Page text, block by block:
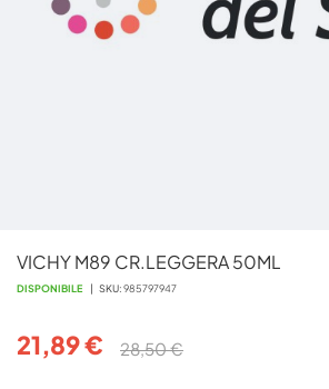
VICHY M89 CR.LEGGERA 50ML
DISPONIBILE SKU 985797947
21,89 € 28,50 €
all'inizio
della
immagini